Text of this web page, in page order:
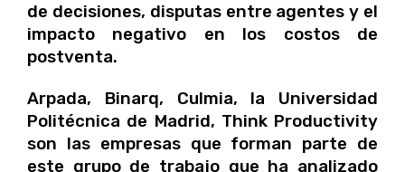
de decisiones, disputas entre agentes y el
impacto negativo en los costos de
postventa.
Arpada, Binarq, Culmia, la Universidad
Politécnica de Madrid, Think Productivity
son las empresas que forman parte de
este grupo de trabajo que ha analizado